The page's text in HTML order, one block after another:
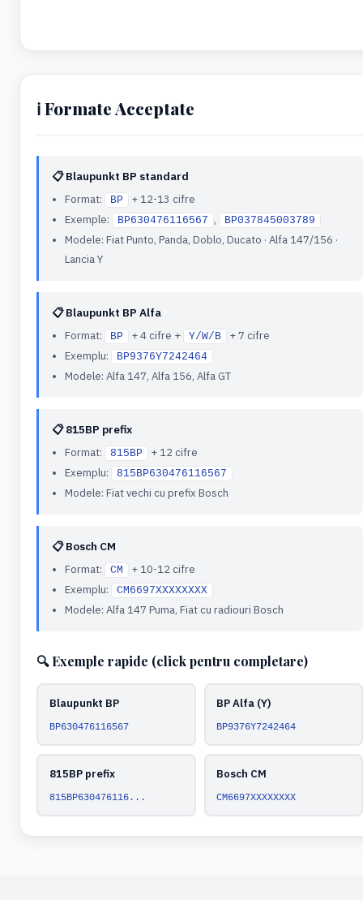
ℹ️ Formate Acceptate
📋 Blaupunkt BP standard
Format: BP
+ 12-13 cifre
Exemple:
BP630476116567 , BP037845003789
Modele: Fiat Punto, Panda, Doblo, Ducato · Alfa 147/156 ·
Lancia Y
📋 Blaupunkt BP Alfa
Format: BP + 4 cifre + Y/W/B
+ 7 cifre
Exemplu:
BP9376Y7242464
Modele: Alfa 147, Alfa 156, Alfa GT
📋 815BP prefix
Format: 815BP
+ 12 cifre
Exemplu:
815BP630476116567
Modele: Fiat vechi cu prefix Bosch
📋 Bosch CM
Format: CM
+ 10-12 cifre
Exemplu:
CM6697XXXXXXXX
Modele: Alfa 147 Puma, Fiat cu radiouri Bosch
🔍 Exemple rapide (click pentru completare)
Blaupunkt BP
BP630476116567
BP Alfa (Y)
BP9376Y7242464
815BP prefix
815BP630476116...
Bosch CM
CM6697XXXXXXXX